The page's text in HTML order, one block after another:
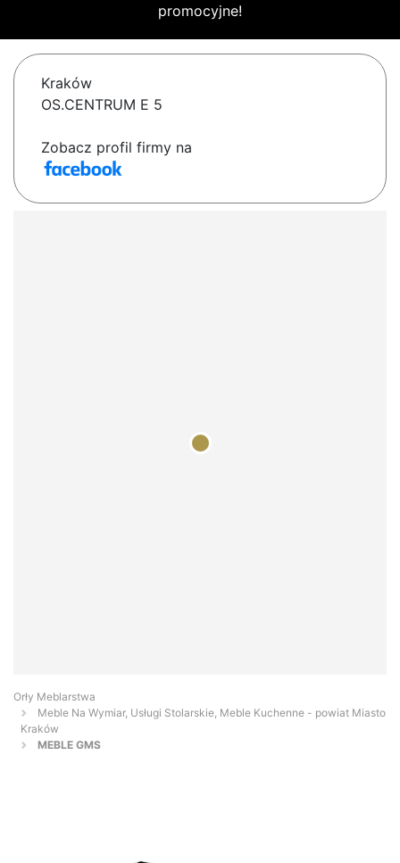
promocyjne!
Kraków
OS.CENTRUM E 5
Zobacz profil firmy na
Orły Meblarstwa
Meble Na Wymiar, Usługi Stolarskie, Meble Kuchenne - powiat Miasto
Kraków
MEBLE GMS